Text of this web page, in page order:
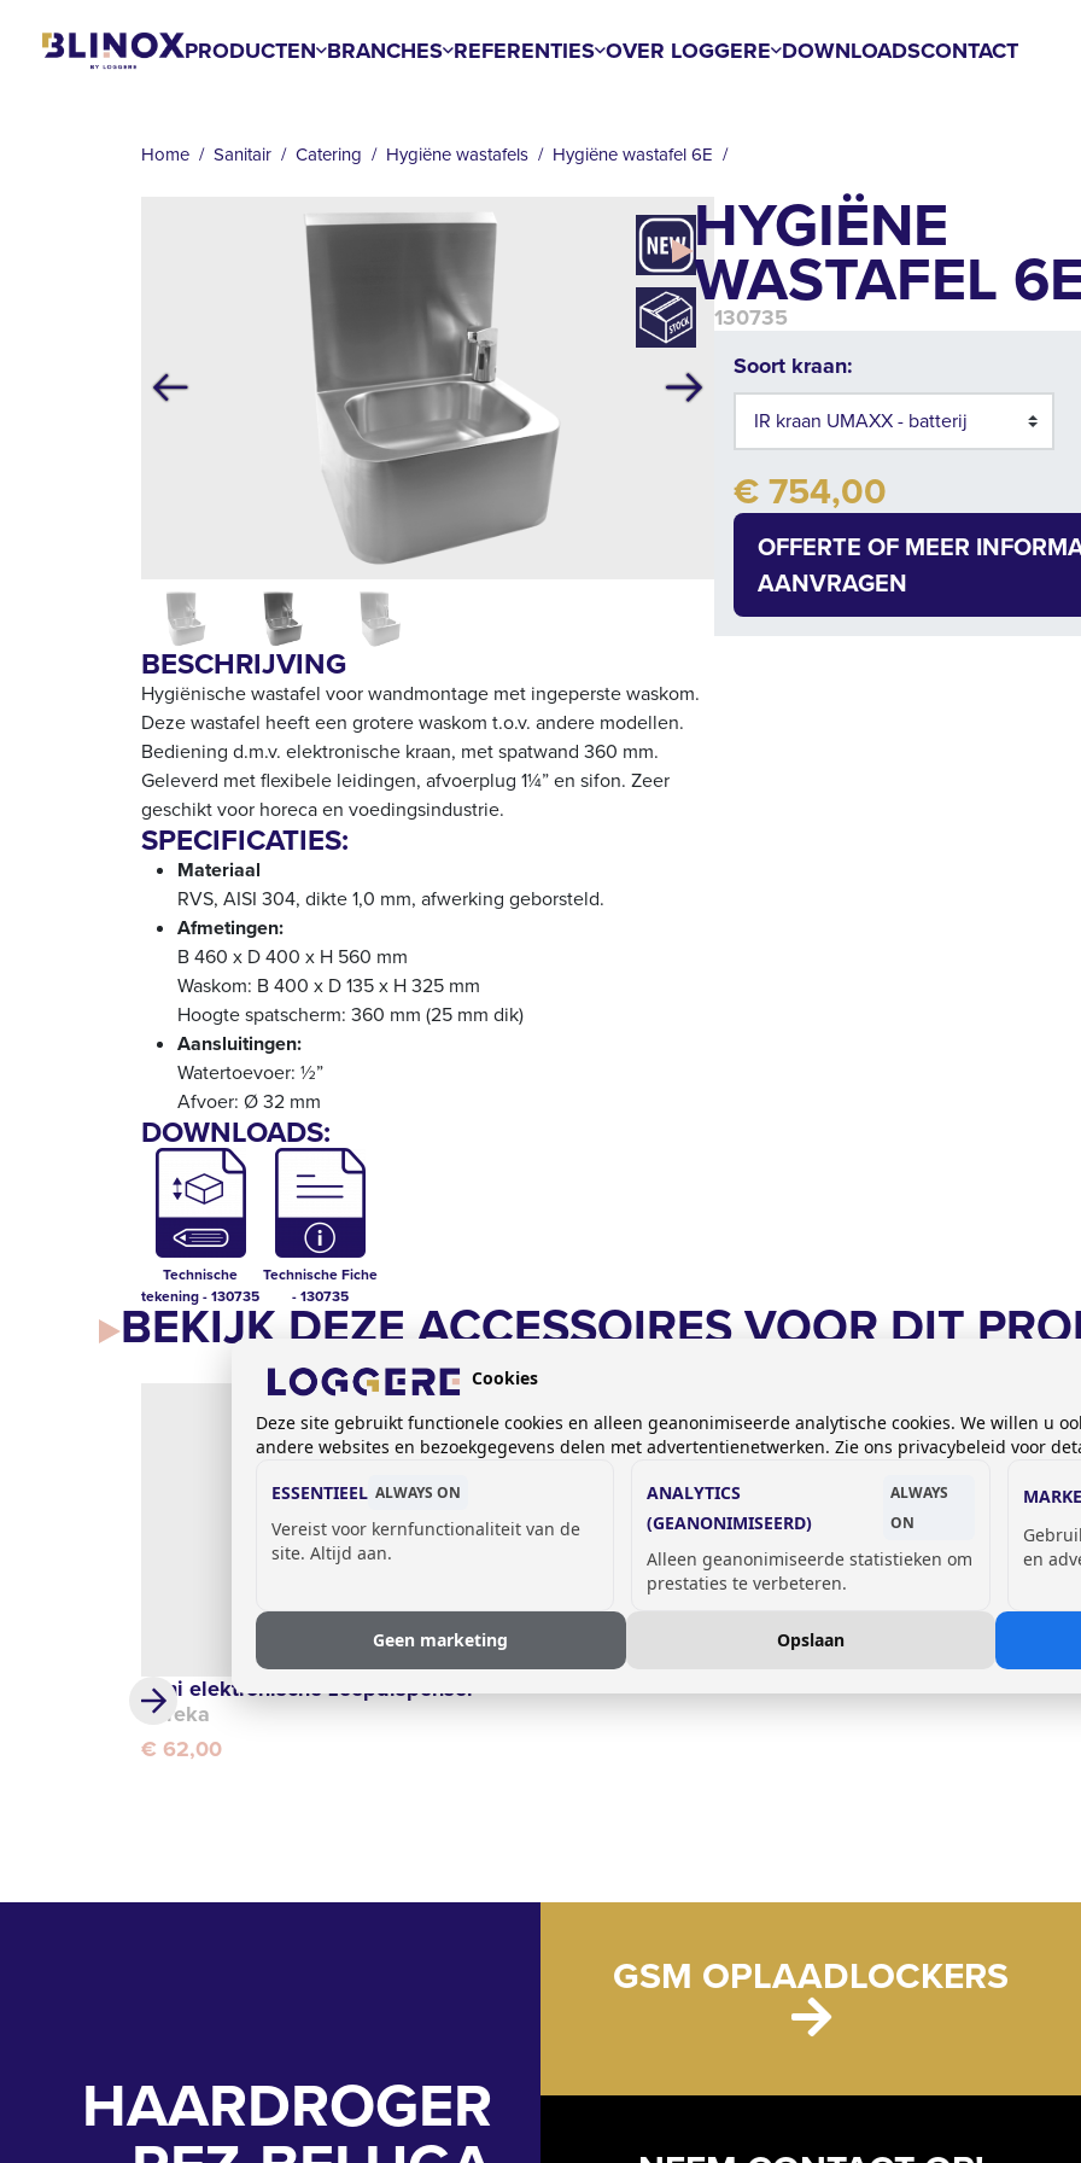
PRODUCTEN BRANCHES REFERENTIES OVER LOGGERE DOWNLOADSCONTACT
Home Sanitair Catering Hygiëne wastafels Hygiëne wastafel 6E
Volgende
BESCHRIJVING
Hygiënische wastafel voor wandmontage met ingeperste waskom.
Deze wastafel heeft een grotere waskom t.o.v. andere modellen.
Bediening d.m.v. elektronische kraan, met spatwand 360 mm.
Geleverd met flexibele leidingen, afvoerplug 1¼” en sifon. Zeer
geschikt voor horeca en voedingsindustrie.
SPECIFICATIES:
Materiaal
RVS, AISI 304, dikte 1,0 mm, afwerking geborsteld.
Afmetingen:
B 460 x D 400 x H 560 mm
Waskom: B 400 x D 135 x H 325 mm
Hoogte spatscherm: 360 mm (25 mm dik)
Aansluitingen:
Watertoevoer: ½”
Afvoer: Ø 32 mm
DOWNLOADS:
Technische
tekening - 130735
Technische Fiche
- 130735
HYGIËNE
WASTAFEL
130735
Soort kraan:
€ 754,00
OFFERTE OF MEER
AANVRAGEN
BEKIJK DEZE ACCESSOIRES VOOR DIT
Mini elektronische zeepdispenser
Eureka
€ 62,00
HAARDROGER
GSM OPLAADLOCKERS
Cookies
Deze site gebruikt functionele cookies en alleen geanonimiseerde analytische cookies. We willen u
andere websites en bezoekgegevens delen met advertentienetwerken. Zie ons privacybeleid voor
ESSENTIEEL ALWAYS ON
Vereist voor kernfunctionaliteit van de
site. Altijd aan.
ANALYTICS
(GEANONIMISEERD)
ALWAYS
ON
Alleen geanonimiseerde statistieken om
prestaties te verbeteren.
en
Geen marketing Opslaan